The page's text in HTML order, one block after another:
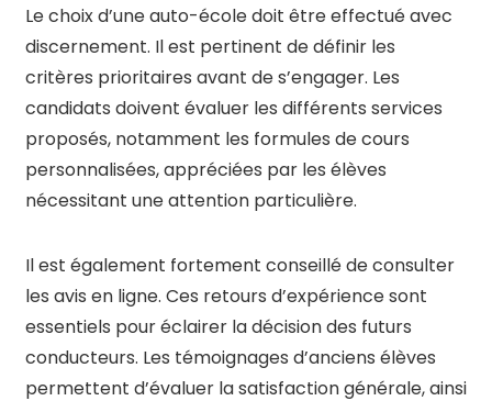
Le choix d’une auto-école doit être effectué avec
discernement. Il est pertinent de définir les
critères prioritaires avant de s’engager. Les
candidats doivent évaluer les différents services
proposés, notamment les formules de cours
personnalisées, appréciées par les élèves
nécessitant une attention particulière.
Il est également fortement conseillé de consulter
les avis en ligne. Ces retours d’expérience sont
essentiels pour éclairer la décision des futurs
conducteurs. Les témoignages d’anciens élèves
permettent d’évaluer la satisfaction générale, ainsi